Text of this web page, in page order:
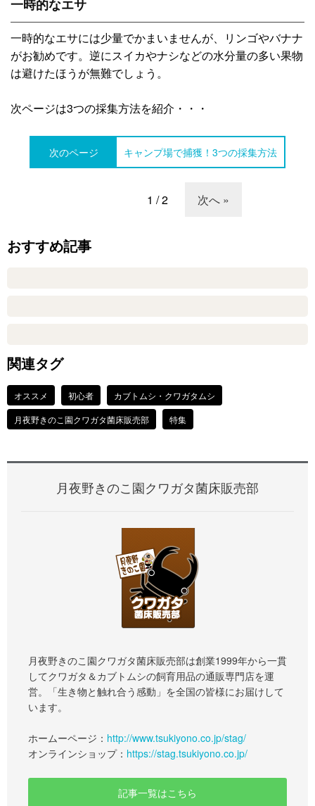
一時的なエサ
一時的なエサには少量でかまいませんが、リンゴやバナナ
がお勧めです。逆にスイカやナシなどの水分量の多い果物
は避けたほうが無難でしょう。
次ページは3つの採集方法を紹介・・・
次のページ キャンプ場で捕獲！3つの採集方法
次へ »
1 / 2
おすすめ記事
関連タグ
オススメ 初心者
カブトムシ・クワガタムシ
月夜野きのこ園クワガタ菌床販売部
特集
月夜野きのこ園クワガタ菌床販売部
月夜野きのこ園クワガタ菌床販売部は創業1999年から一貫
してクワガタ＆カブトムシの飼育用品の通販専門店を運
営。「生き物と触れ合う感動」を全国の皆様にお届けして
います。
ホームーページ： http://www.tsukiyono.co.jp/stag/
オンラインショップ： https://stag.tsukiyono.co.jp/
記事一覧はこちら